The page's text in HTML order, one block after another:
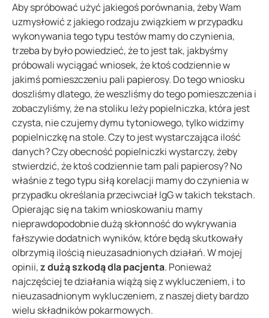
Aby spróbować użyć jakiegoś porównania, żeby Wam
uzmysłowić z jakiego rodzaju związkiem w przypadku
wykonywania tego typu testów mamy do czynienia,
trzeba by było powiedzieć, że to jest tak, jakbyśmy
próbowali wyciągać wniosek, że ktoś codziennie w
jakimś pomieszczeniu pali papierosy. Do tego wniosku
doszliśmy dlatego, że weszliśmy do tego pomieszczenia i
zobaczyliśmy, że na stoliku leży popielniczka, która jest
czysta, nie czujemy dymu tytoniowego, tylko widzimy
popielniczkę na stole. Czy to jest wystarczająca ilość
danych? Czy obecność popielniczki wystarczy, żeby
stwierdzić, że ktoś codziennie tam pali papierosy? No
właśnie z tego typu siłą korelacji mamy do czynienia w
przypadku określania przeciwciał IgG w takich tekstach.
Opierając się na takim wnioskowaniu mamy
nieprawdopodobnie dużą skłonność do wykrywania
fałszywie dodatnich wyników, które będą skutkowały
olbrzymią ilością nieuzasadnionych działań. W mojej
opinii,z dużą szkodą dla pacjenta. Ponieważ
najczęściej te działania wiążą się z wykluczeniem, i to
nieuzasadnionym wykluczeniem, z naszej diety bardzo
wielu składników pokarmowych.